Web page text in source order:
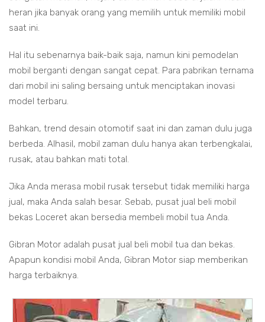
heran jika banyak orang yang memilih untuk memiliki mobil
saat ini.
Hal itu sebenarnya baik-baik saja, namun kini pemodelan
mobil berganti dengan sangat cepat. Para pabrikan ternama
dari mobil ini saling bersaing untuk menciptakan inovasi
model terbaru.
Bahkan, trend desain otomotif saat ini dan zaman dulu juga
berbeda. Alhasil, mobil zaman dulu hanya akan terbengkalai,
rusak, atau bahkan mati total.
Jika Anda merasa mobil rusak tersebut tidak memiliki harga
jual, maka Anda salah besar. Sebab, pusat jual beli mobil
bekas Loceret akan bersedia membeli mobil tua Anda.
Gibran Motor adalah pusat jual beli mobil tua dan bekas.
Apapun kondisi mobil Anda, Gibran Motor siap memberikan
harga terbaiknya.